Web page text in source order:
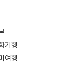
에 빠지는 여행
기행
여행